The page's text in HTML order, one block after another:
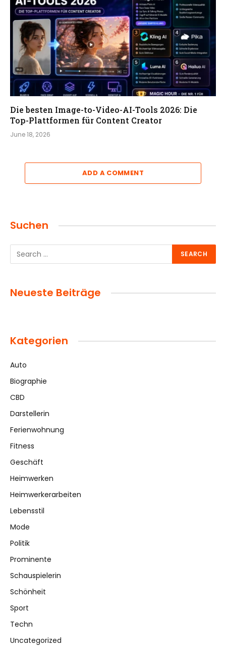
Die besten Image-to-Video-AI-Tools 2026: Die
Top-Plattformen für Content Creator
June 18, 2026
ADD A COMMENT
Suchen
Neueste Beiträge
Kategorien
Auto
Biographie
CBD
Darstellerin
Ferienwohnung
Fitness
Geschäft
Heimwerken
Heimwerkerarbeiten
Lebensstil
Mode
Politik
Prominente
Schauspielerin
Schönheit
Sport
Techn
Uncategorized